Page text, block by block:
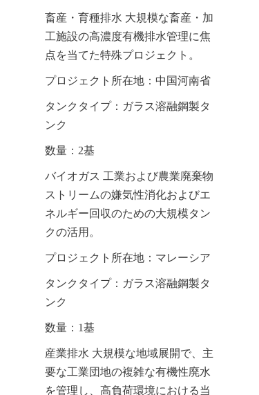
畜産・育種排水 大規模な畜産・加
工施設の高濃度有機排水管理に焦
点を当てた特殊プロジェクト。
プロジェクト所在地：中国河南省
タンクタイプ：ガラス溶融鋼製タ
ンク
数量：2基
バイオガス 工業および農業廃棄物
ストリームの嫌気性消化およびエ
ネルギー回収のための大規模タン
クの活用。
プロジェクト所在地：マレーシア
タンクタイプ：ガラス溶融鋼製タ
ンク
数量：1基
産業排水 大規模な地域展開で、主
要な工業団地の複雑な有機性廃水
を管理し、高負荷環境における当